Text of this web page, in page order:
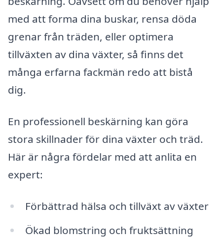
med att forma dina buskar, rensa döda
grenar från träden, eller optimera
tillväxten av dina växter, så finns det
många erfarna fackmän redo att bistå
dig.
En professionell beskärning kan göra
stora skillnader för dina växter och träd.
Här är några fördelar med att anlita en
expert:
Förbättrad hälsa och tillväxt av växter
Ökad blomstring och fruktsättning